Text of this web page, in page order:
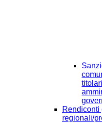
Rendiconti
regionali/